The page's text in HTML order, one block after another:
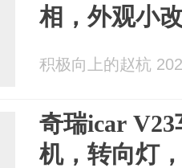
相，外观小
积极向上的赵杭
奇瑞icar
机，转向灯